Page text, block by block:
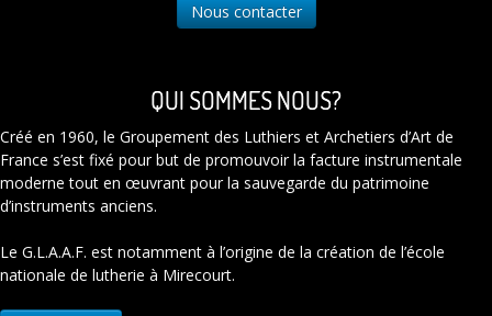
Nous contacter
QUI SOMMES NOUS?
Créé en 1960, le Groupement des Luthiers et Archetiers d’Art de
France s’est fixé pour but de promouvoir la facture instrumentale
moderne tout en œuvrant pour la sauvegarde du patrimoine
d’instruments anciens.
Le G.L.A.A.F. est notamment à l’origine de la création de l’école
nationale de lutherie à Mirecourt.